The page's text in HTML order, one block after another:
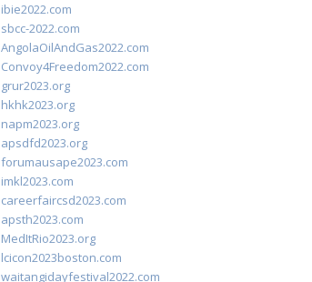
ibie2022.com
sbcc-2022.com
AngolaOilAndGas2022.com
Convoy4Freedom2022.com
grur2023.org
hkhk2023.org
napm2023.org
apsdfd2023.org
forumausape2023.com
imkl2023.com
careerfaircsd2023.com
apsth2023.com
MedItRio2023.org
lcicon2023boston.com
waitangidayfestival2022.com